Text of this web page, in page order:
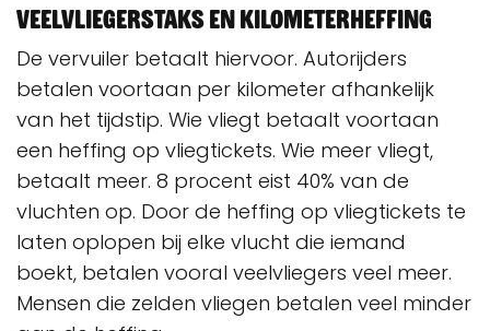
Veelvliegerstaks en kilometerheffing
De vervuiler betaalt hiervoor. Autorijders
betalen voortaan per kilometer afhankelijk
van het tijdstip. Wie vliegt betaalt voortaan
een heffing op vliegtickets. Wie meer vliegt,
betaalt meer. 8 procent eist 40% van de
vluchten op. Door de heffing op vliegtickets te
laten oplopen bij elke vlucht die iemand
boekt, betalen vooral veelvliegers veel meer.
Mensen die zelden vliegen betalen veel minder